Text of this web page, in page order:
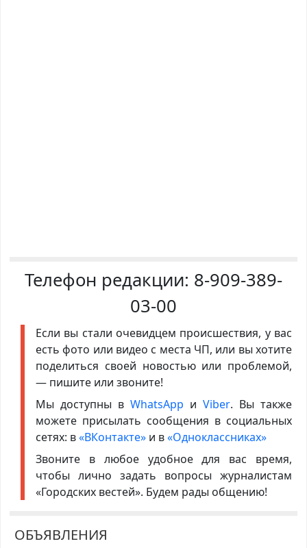
Телефон редакции: 8-909-389-
03-00
Если вы стали очевидцем происшествия, у вас
есть фото или видео с места ЧП, или вы хотите
поделиться своей новостью или проблемой,
— пишите или звоните!
Мы доступны в WhatsApp иViber. Вы также
можете присылать сообщения в социальных
сетях: в«ВКонтакте»и в«Одноклассниках»
Звоните в любое удобное для вас время,
чтобы лично задать вопросы журналистам
«Городских вестей». Будем рады общению!
ОБЪЯВЛЕНИЯ